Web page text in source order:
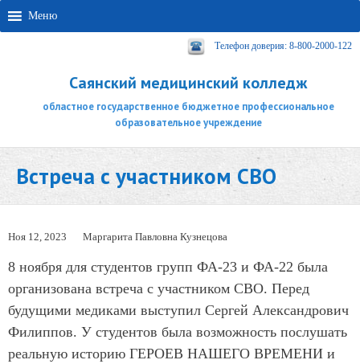
Меню
Телефон доверия: 8-800-2000-122
Саянский медицинский колледж
областное государственное бюджетное профессиональное
образовательное учреждение
Встреча с участником СВО
Ноя 12, 2023 Маргарита Павловна Кузнецова
8 ноября для студентов групп ФА-23 и ФА-22 была
организована встреча с участником СВО. Перед
будущими медиками выступил Сергей Александрович
Филиппов. У студентов была возможность послушать
реальную историю ГЕРОЕВ НАШЕГО ВРЕМЕНИ и